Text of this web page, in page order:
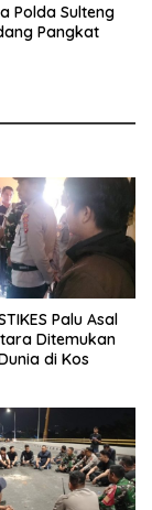
Polda Sulteng
Pangkat
Palu Asal
Ditemukan
di Kos